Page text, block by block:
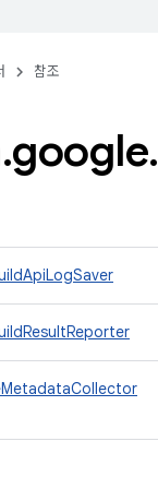
참조
.google.